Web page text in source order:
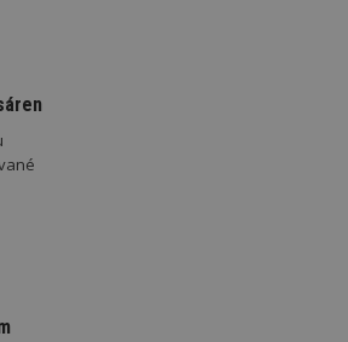
uživatele a správa účtu.
tak, aby informoval
návštěvník zahrnut do